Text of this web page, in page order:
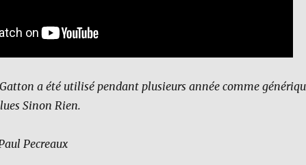
a été utilisé pendant plusieurs année comme
Sinon Rien.
Pecreaux